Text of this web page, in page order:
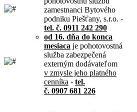
zamestnanci Bytového
podniku Piešťany, s.r.o. -
tel. č. 0911 242 290
od 16. dňa do konca
mesiaca je pohotovostná
služba zabezpečená
externým dodávateľom
v zmysle jeho platného
cenníka - tel.
č. 0907 681 226